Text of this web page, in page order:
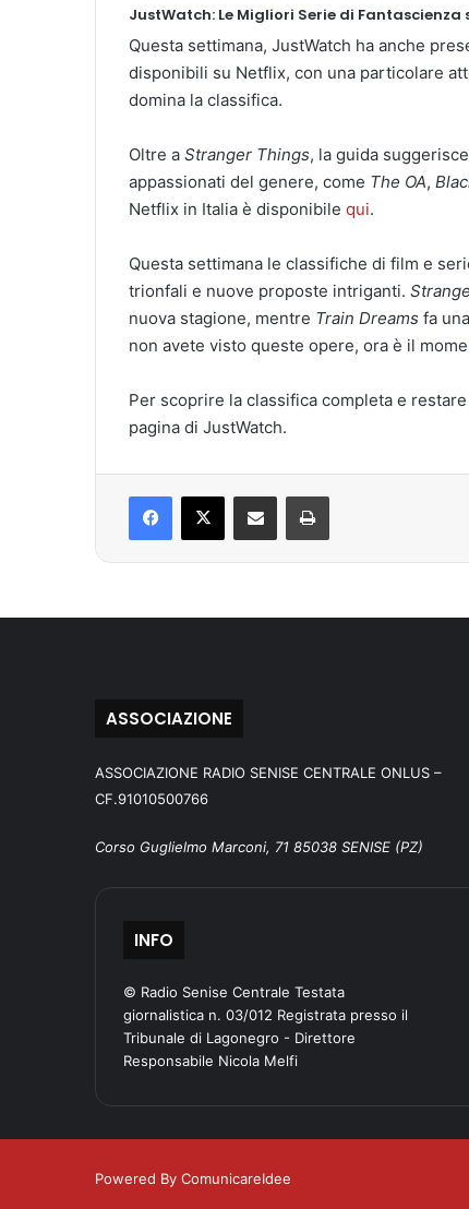
JustWatch: Le Migliori Serie di Fantascienza
Questa settimana, JustWatch ha anche
disponibili su Netflix, con una particolare
domina la classifica.
Oltre a Stranger Things, la guida
appassionati del genere, come The OA,
Netflix in Italia è disponibile qui.
Questa settimana le classifiche di film e
trionfali e nuove proposte intriganti.
nuova stagione, mentre Train Dreams fa
non avete visto queste opere, ora è il
Per scoprire la classifica completa e
pagina di JustWatch.
ASSOCIAZIONE
ASSOCIAZIONE RADIO SENISE CENTRALE ONLUS –
CF.91010500766
Corso Guglielmo Marconi, 71 85038 SENISE (PZ)
INFO
© Radio Senise Centrale Testata
giornalistica n. 03/012 Registrata presso il
Tribunale di Lagonegro - Direttore
Responsabile Nicola Melfi
Powered By ComunicareIdee